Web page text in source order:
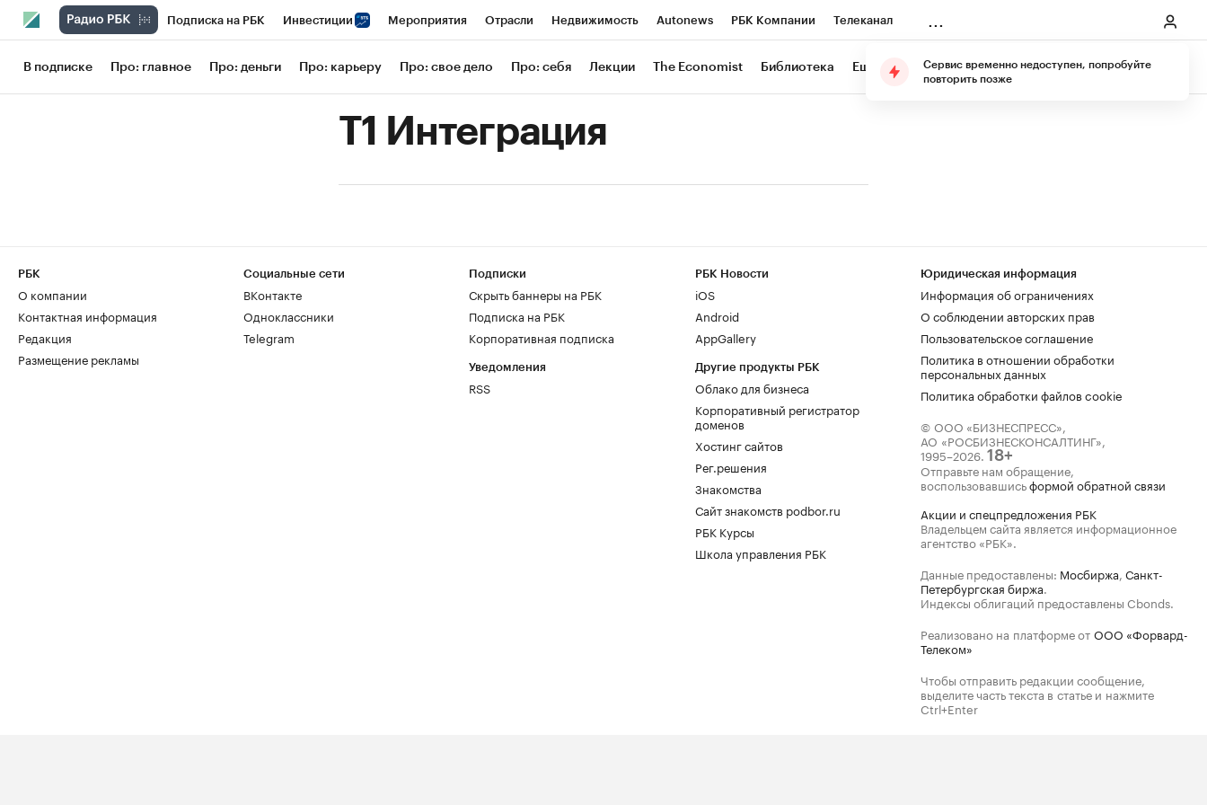
Подписка на РБК Инвестиции Мероприятия Отрасли Недвижимость Autonews РБК Компании Телеканал
РБК Вино Школа управления РБК РБК Образование РБК Курсы РБК Life Тренды Визионеры
Газета Спецпроекты СПб Конференции СПб
Политика Экономика Бизнес Технологии и медиа Финансы Рынок наличной валюты
В подписке Про: главное Про: деньги Про: карьеру Про: свое дело Про: себя Лекции The Economist Библиотека Еще Подарите подписку
Т1 Интеграция
РБК
О компании
Контактная информация
Редакция
Размещение рекламы
Социальные сети
ВКонтакте
Одноклассники
Telegram
Подписки
Скрыть баннеры на РБК
Подписка на РБК
Корпоративная подписка
Уведомления
RSS
РБК Новости
iOS
Android
AppGallery
Другие продукты РБК
Облако для бизнеса
Корпоративный регистратор
доменов
Хостинг сайтов
Рег.решения
Знакомства
Сайт знакомств podbor.ru
РБК Курсы
Школа управления РБК
Юридическая информация
Информация об ограничениях
О соблюдении авторских прав
Пользовательское соглашение
Политика в отношении обработки
персональных данных
Политика обработки файлов cookie
© ООО «БИЗНЕСПРЕСС»,
АО «РОСБИЗНЕСКОНСАЛТИНГ»,
1995–2026. 18+
Отправьте нам обращение,
воспользовавшисьформой обратной связи
Акции и спецпредложения РБК
Владельцем сайта является информационное
агентство «РБК».
Данные предоставлены: Мосбиржа, Санкт-
Петербургская биржа.
Индексы облигаций предоставлены Cbonds.
Реализовано на платформе от ООО «Форвард-
Телеком»
Чтобы отправить редакции сообщение,
выделите часть текста в статье и нажмите
Ctrl+Enter
Сервис временно недоступен, попробуйте
повторить позже